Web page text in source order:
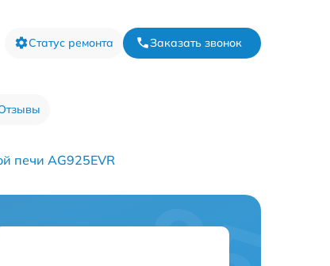
Статус ремонта Заказать звонок
печи AG925EVR